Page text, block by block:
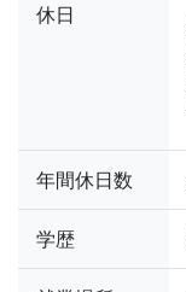
休日
年間休日数
学歴